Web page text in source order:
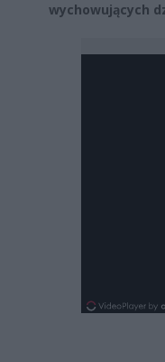
wychowujących